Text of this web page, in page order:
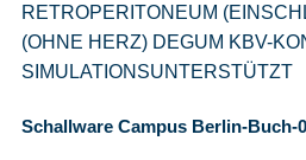
RETROPERITONEUM
(OHNE HERZ) DEGUM KBV-
SIMULATIONSUNTERSTÜTZT
Schallware Campus Berlin-Buch-